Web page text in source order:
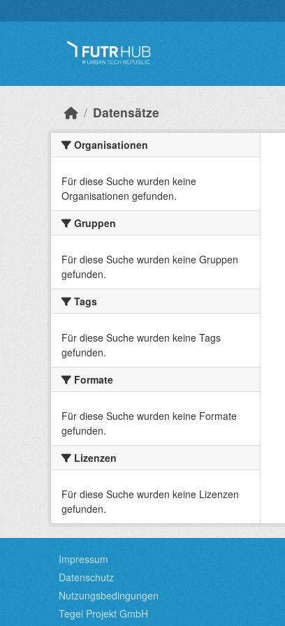
Datensätze
Organisationen
Für diese Suche wurden keine
Organisationen gefunden.
Gruppen
Für diese Suche wurden keine Gruppen
gefunden.
Tags
Für diese Suche wurden keine Tags
gefunden.
Formate
Für diese Suche wurden keine Formate
gefunden.
Lizenzen
Für diese Suche wurden keine Lizenzen
gefunden.
Impressum
Datenschutz
Nutzungsbedingungen
Tegel Projekt GmbH